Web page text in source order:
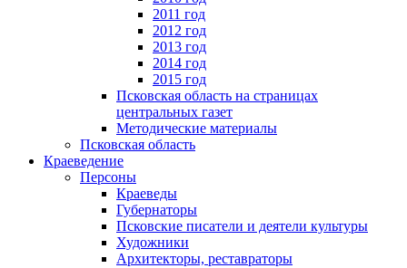
2011 год
2012 год
2013 год
2014 год
2015 год
Псковская область на страницах
центральных газет
Методические материалы
Псковская область
Краеведение
Персоны
Краеведы
Губернаторы
Псковские писатели и деятели культуры
Художники
Архитекторы, реставраторы